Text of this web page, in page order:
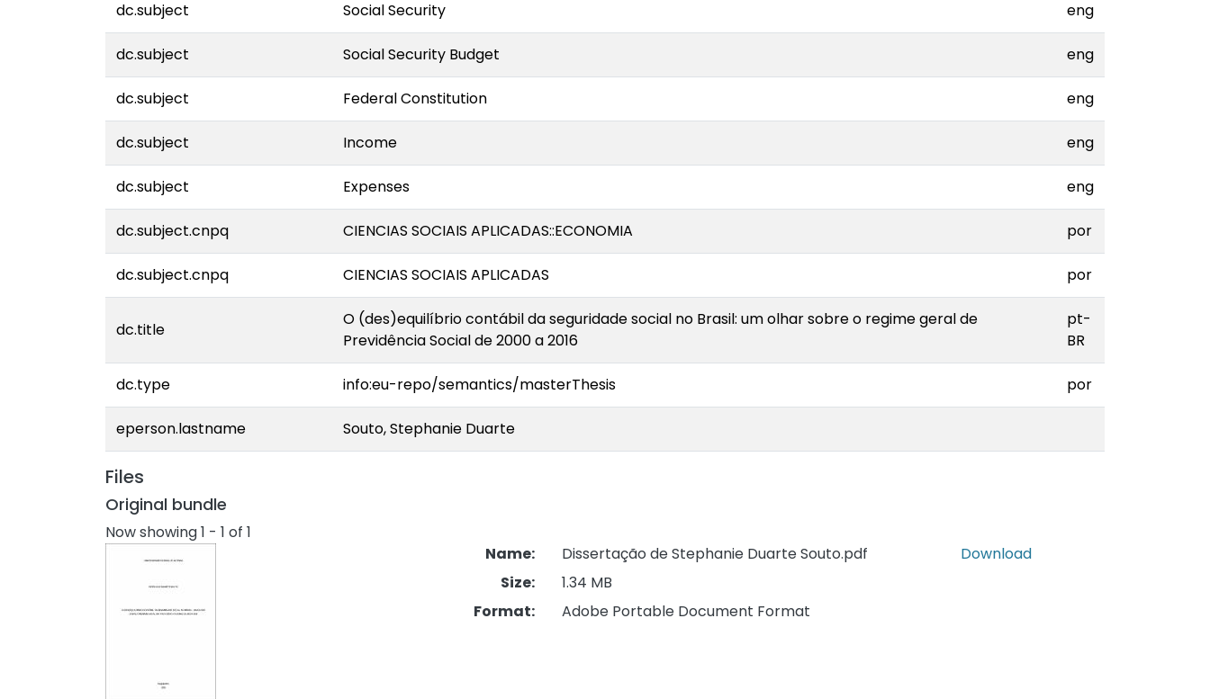
dc.subject Social Security eng
dc.subject Social Security Budget eng
dc.subject Federal Constitution eng
dc.subject Income eng
dc.subject Expenses eng
dc.subject.cnpq CIENCIAS SOCIAIS APLICADAS::ECONOMIA por
dc.subject.cnpq CIENCIAS SOCIAIS APLICADAS por
dc.title
O (des)equilíbrio contábil da seguridade social no Brasil: um olhar sobre o regime geral de
Previdência Social de 2000 a 2016
pt-
BR
dc.type info:eu-repo/semantics/masterThesis por
eperson.lastname Souto, Stephanie Duarte
Files
Original bundle
Now showing1 - 1 of 1
Name:
Dissertação de Stephanie Duarte Souto.pdf
Size:
1.34 MB
Format:
Adobe Portable Document Format
Download